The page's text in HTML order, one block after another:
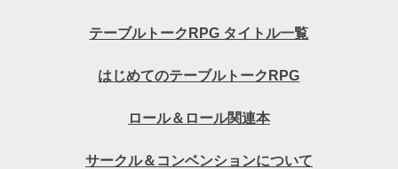
テーブルトークRPG タイトル一覧
はじめてのテーブルトークRPG
ロール＆ロール関連本
サークル＆コンベンションについて